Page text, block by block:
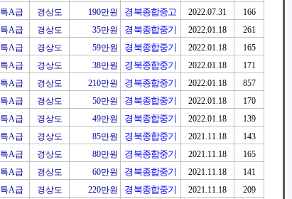
특A급 경상도 190만원 경북종합중고 2022.07.31
166
특A급 경상도 35만원 경북종합중기 2022.01.18
261
특A급 경상도 59만원 경북종합중기 2022.01.18
165
특A급 경상도 38만원 경북종합중기 2022.01.18
171
특A급 경상도 210만원 경북종합중기 2022.01.18
857
특A급 경상도 50만원 경북종합중기 2022.01.18
170
특A급 경상도 49만원 경북종합중기 2022.01.18
139
특A급 경상도 85만원 경북종합중기 2021.11.18
143
특A급 경상도 80만원 경북종합중기 2021.11.18
165
특A급 경상도 60만원 경북종합중기 2021.11.18
141
특A급 경상도 220만원 경북종합중기 2021.11.18 209